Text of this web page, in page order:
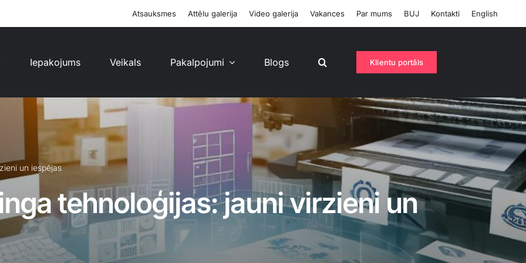
Atsauksmes Attēlu galerija Video galerija Vakances Par mums BUJ Kontakti English
Iepakojums Veikals Pakalpojumi Blogs Klientu portāls
un iespējas
tehnoloģijas: jauni virzieni un